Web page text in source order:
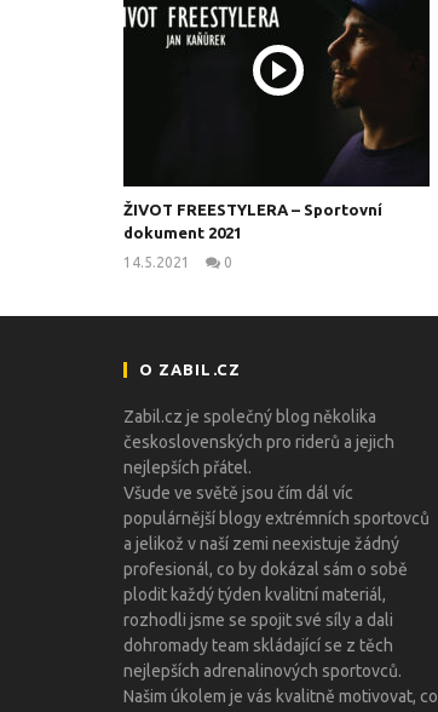
ŽIVOT FREESTYLERA – Sportovní
dokument 2021
14.5.2021
0
O ZABIL.CZ
Zabil.cz je společný blog několika
československých pro riderů a jejich
nejlepších přátel.
Všude ve světě jsou čím dál víc
populárnější blogy extrémních sportovců
a jelikož v naší zemi neexistuje žádný
profesionál, co by dokázal sám o sobě
plodit každý týden kvalitní materiál,
rozhodli jsme se spojit své síly a dali
dohromady team skládající se z těch
nejlepších adrenalinových sportovců.
Našim úkolem je vás kvalitně motivovat, co